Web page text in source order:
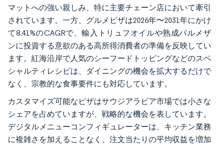
マットへの強い親しみ、特に主要チェーン店において牽引
されています。一方、グルメピザは2026年〜2031年にかけ
て8.41%のCAGRで、輸入トリュフオイルや熟成パルメザ
ンに投資する意欲のある高所得消費者の準備を反映してい
ます。紅海沿岸で人気のシーフードトッピングなどのスペ
シャルティレシピは、ダイニングの機会を拡大するだけで
なく、宗教的な食事要件にも対応しています。
カスタマイズ可能なピザはサウジアラビア市場では小さな
シェアを占めていますが、戦略的な機会を表しています。
デジタルメニューコンフィギュレーターは、キッチン業務
に複雑さを加えることなく、注文当たりの平均収益を増加